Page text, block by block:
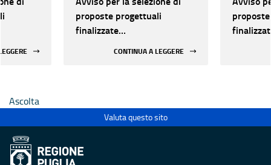
proposte progettuali
finalizzate
CONTINUA A LEGGERE
Ascolta
Valuta questo sito